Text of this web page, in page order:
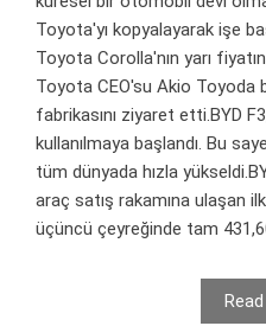
Toyota'yı kopyalayarak işe
Toyota Corolla'nın yarı
Toyota CEO'su Akio Toyoda
fabrikasını ziyaret etti.BYD
kullanılmaya başlandı. Bu
tüm dünyada hızla
araç satış rakamına ulaşan
üçüncü çeyreğinde tam